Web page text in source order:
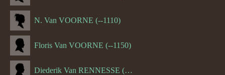
N. Van VOORNE (--1110)
Floris Van VOORNE (--1150)
Diederik Van RENNESSE (--1144)